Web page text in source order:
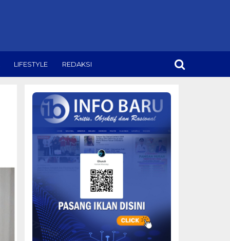
LIFESTYLE REDAKSI